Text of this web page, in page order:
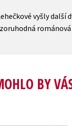
vyšly
románová
BY